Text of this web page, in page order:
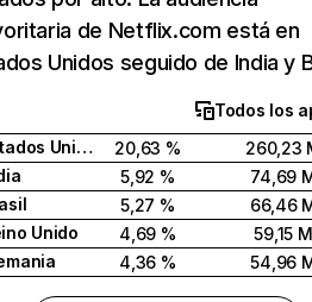
de Netflix.com está en
Unidos seguido de India y
Todos los
Estados Unidos
20,63 %
260,23
5,92 %
74,69
5,27 %
66,46
Unido
4,69 %
59,15 M
4,36 % 54,96